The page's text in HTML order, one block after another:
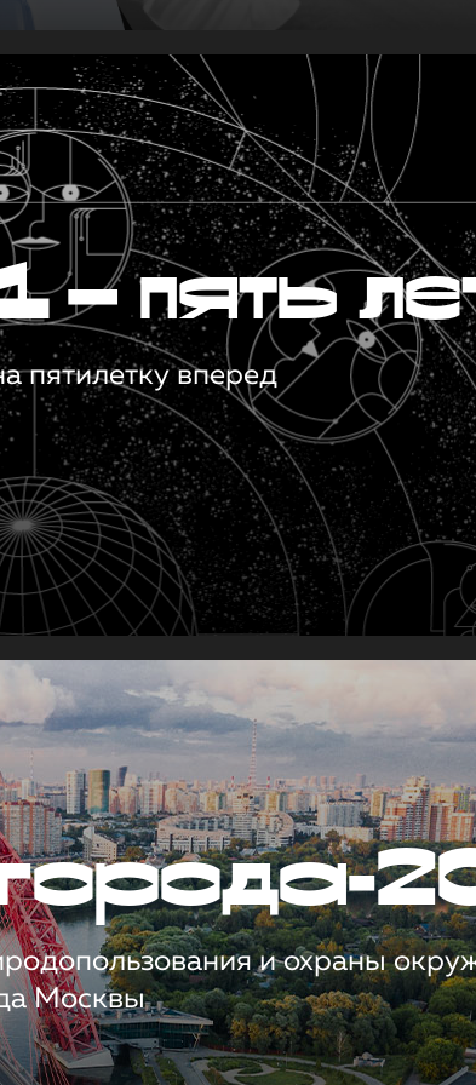
— пять
пятилетку вперед
города-
и охраны
Москвы